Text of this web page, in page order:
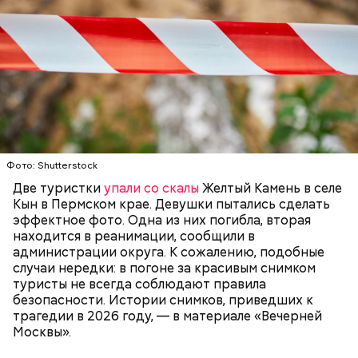
Фото: Shutterstock
Две туристкиупали со скалыЖелтый Камень в селе
Кын в Пермском крае. Девушки пытались сделать
эффектное фото. Одна из них погибла, вторая
находится в реанимации, сообщили в
администрации округа. К сожалению, подобные
случаи нередки: в погоне за красивым снимком
туристы не всегда соблюдают правила
безопасности. Истории снимков, приведших к
трагедии в 2026 году, — в материале «Вечерней
Москвы».
Приговор Гасанову
завершилось предварительное расследование —
мужчину обвинили лишь в отмывании денег. В июле
прокурор
запросил для блогера
шесть лет лишения
свободы. Но суд «сжалился» над инфлюенсером.
Миссюра постоянно путался в показаниях.
Например, сначала он обвинял в отравлении друга
«недоброжелателей», потом признал вину, а еще
через некоторое время назвал смерть приятеля
случайностью. В январе 2026 года он извинился
перед жертвами.